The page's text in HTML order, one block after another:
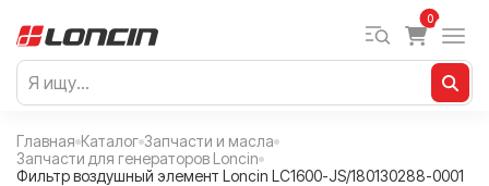
0
Главная Каталог Запчасти и масла
Запчасти для генераторов Loncin
Фильтр воздушный элемент Loncin LC1600-JS/180130288-0001